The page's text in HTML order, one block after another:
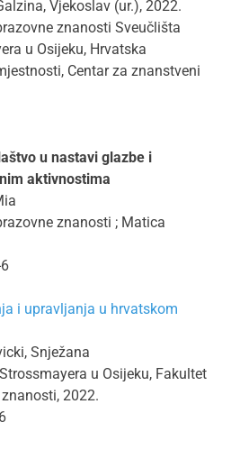
Vjekoslav (ur.), 2022.
znanosti Sveučlišta
u Osijeku, Hrvatska
Centar za znanstveni
u nastavi glazbe i
aktivnostima
znanosti ; Matica
i upravljanja u hrvatskom
Snježana
u Osijeku, Fakultet
2022.